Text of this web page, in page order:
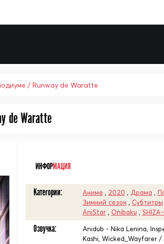
Выберите одну категорию для
/ Runway de Waratte
de Waratte
ИНФОРМАЦИЯ
Категории: Аниме 2020 Драма
Зимний сезон
Субтитры
AniStar, Onibaku
Озвучка:
Anidub - Nika Lenina,
Kashi, Wicked_Wayfarer